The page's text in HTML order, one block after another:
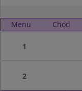
Menu Chod
1
2